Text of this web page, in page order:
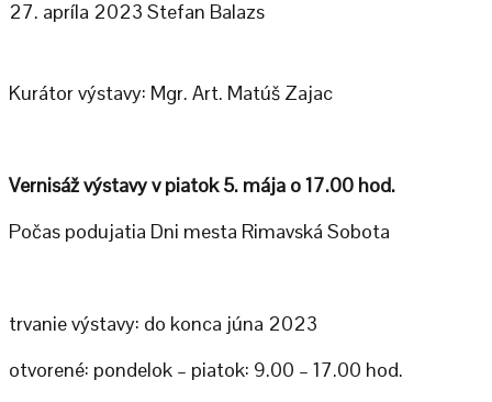
27. apríla 2023 Stefan Balazs
Kurátor výstavy: Mgr. Art. Matúš Zajac
Vernisáž výstavy v piatok 5. mája o 17.00 hod.
Počas podujatia Dni mesta Rimavská Sobota
trvanie výstavy: do konca júna 2023
otvorené: pondelok – piatok: 9.00 – 17.00 hod.